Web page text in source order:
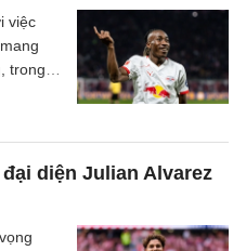
việc
trong
diện Julian Alvarez